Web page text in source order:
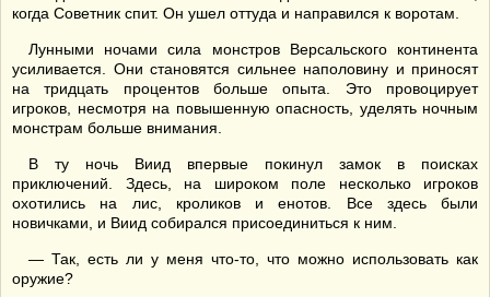
когда Советник спит. Он ушел оттуда и направился к воротам.
Лунными ночами сила монстров Версальского континента
усиливается. Они становятся сильнее наполовину и приносят
на тридцать процентов больше опыта. Это провоцирует
игроков, несмотря на повышенную опасность, уделять ночным
монстрам больше внимания.
В ту ночь Виид впервые покинул замок в поисках
приключений. Здесь, на широком поле несколько игроков
охотились на лис, кроликов и енотов. Все здесь были
новичками, и Виид собирался присоединиться к ним.
— Так, есть ли у меня что-то, что можно использовать как
оружие?